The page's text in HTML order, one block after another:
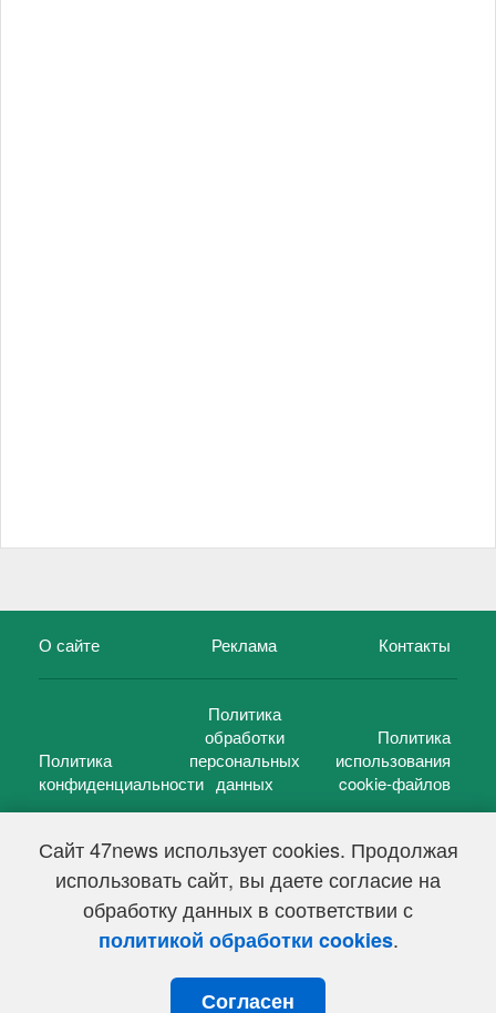
Сайт 47news использует cookies. Продолжая
использовать сайт, вы даете согласие на
обработку данных в соответствии с
политикой обработки cookies.
Согласен
О сайте Реклама Контакты
Политика
конфиденциальности
Политика
обработки
персональных
данных
Политика
использования
cookie-файлов
47 новостей (47 news)2005 — 2026 г.
Свидетельство о регистрации СМИ Эл № ФС 77-39848, выдано
Федеральной службой по надзору в сфере связи,
информационных технологий и массовых коммуникаций